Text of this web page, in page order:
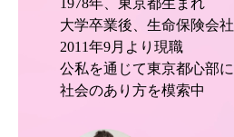
1978年、東京都生まれ
大学卒業後、生命保険会
2011年9月より現職
公私を通じて東京都心部
社会のあり方を模索中